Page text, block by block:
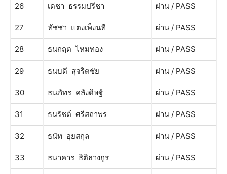
26 เดชา ธรรมปรีชา ผ่าน / PASS
27 ทัชชา แตงเพ็งนที ผ่าน / PASS
28 ธนกฤต ไหมทอง ผ่าน / PASS
29 ธนบดี สุจริตชัย ผ่าน / PASS
30 ธนภัทร คลังดิษฐ์ ผ่าน / PASS
31 ธนรัชต์ ศรีสถาพร ผ่าน / PASS
32 ธนัท อุยสกุล ผ่าน / PASS
33 ธนาคาร ธิติธางกูร ผ่าน / PASS